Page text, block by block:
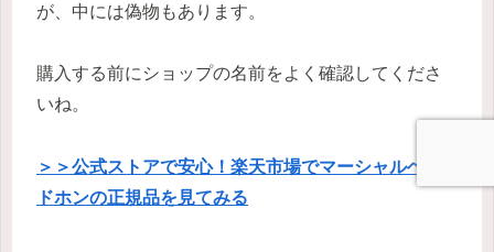
が、中には偽物もあります。
購入する前にショップの名前をよく確認してくださ
いね。
＞＞公式ストアで安心！楽天市場でマーシャルヘッ
ドホンの正規品を見てみる